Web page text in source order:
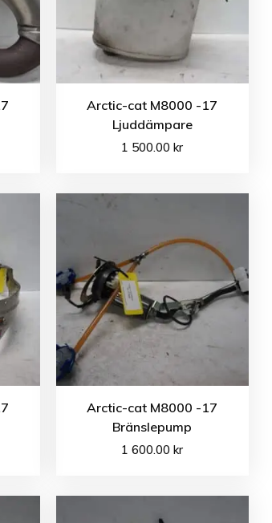
Arctic-cat M8000 -17
Ljuddämpare
1 500.00kr
Arctic-cat M8000 -17
Bränslepump
1 600.00kr